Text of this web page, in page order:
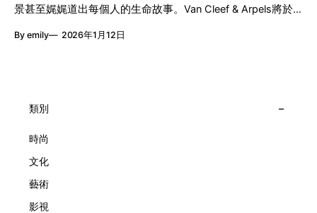
音樂‧舞蹈 (開幕節目) 2月28日至3月1日：
由單純的機械與數字堆砌，更像是腕上的動人故事。 世家以
精湛的製錶技術與敘事美學為核心，讓每一枚腕錶都超越單純
報時的功能，而是把稍縱即逝的瞬間凝結成可以反覆閱讀的畫
子，以及訴說時間的珠寶。每個主題展區都有精美的佈置回應
景甚至娓娓道出每個人的生命故事。Van Cleef & Arpels將於1
詩篇」展覽，邀請大家走進由愛情故事、詩意星象、迷人自然
大主題展區，彰顯世家的核心價值。2010年，Van Cleef &
級鐘錶大賞（Grand Prix d'Horlogerie de Genève）中獲獎的
擁而吻。雙逆跳機芯精準驅動這場機械浪漫，讓時間不再是抽
象概念，而是心跳的律動。 故事並未完結，2025年推出的
Lady Arpels Bal des Amoureux
By emily 2026年1月12日
類別
時尚
文化
藝術
影視